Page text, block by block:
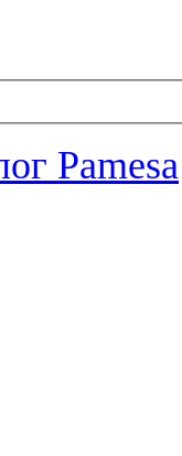
Pamesa